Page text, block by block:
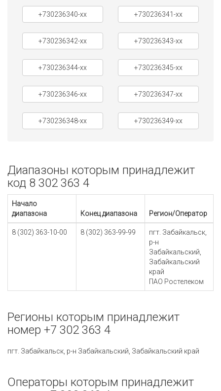
+730236340-xx +730236341-xx
+730236342-xx +730236343-xx
+730236344-xx +730236345-xx
+730236346-xx +730236347-xx
+730236348-xx +730236349-xx
Диапазоны которым принадлежит
код 8 302 363 4
Начало
диапазона
Конец диапазона Регион/Оператор
8 (302) 363-10-00 8 (302) 363-99-99
пгт. Забайкальск,
р-н
Забайкальский,
Забайкальский
край
ПАО Ростелеком
Регионы которым принадлежит
номер +7 302 363 4
пгт. Забайкальск, р-н Забайкальский, Забайкальский край
Операторы которым принадлежит